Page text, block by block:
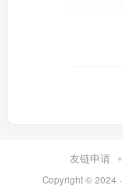
友链申请
Copyright © 2024 ·